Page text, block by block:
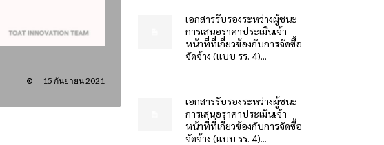
15 กันยายน 2021
เอกสารรับรองระหว่างผู้ชนะ
การเสนอราคาประเมินเจ้า
หน้าที่ที่เกี่ยวข้องกับการจัดซื้อ
จัดจ้าง (แบบ รร. 4)...
เอกสารรับรองระหว่างผู้ชนะ
การเสนอราคาประเมินเจ้า
หน้าที่ที่เกี่ยวข้องกับการจัดซื้อ
จัดจ้าง (แบบ รร. 4)...